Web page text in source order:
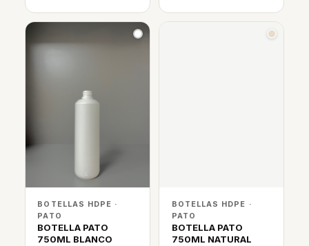
BOTELLAS HDPE ·
PATO
BOTELLA PATO
750ML BLANCO
BOTELLAS HDPE ·
PATO
BOTELLA PATO
750ML NATURAL